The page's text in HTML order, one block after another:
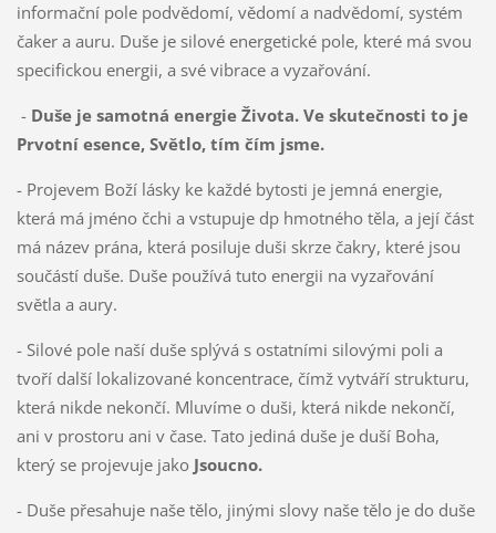
informační pole podvědomí, vědomí a nadvědomí, systém
čaker a auru. Duše je silové energetické pole, které má svou
specifickou energii, a své vibrace a vyzařování.
- Duše je samotná energie Života. Ve skutečnosti to je
Prvotní esence, Světlo, tím čím jsme.
- Projevem Boží lásky ke každé bytosti je jemná energie,
která má jméno čchi a vstupuje dp hmotného těla, a její část
má název prána, která posiluje duši skrze čakry, které jsou
součástí duše. Duše používá tuto energii na vyzařování
světla a aury.
- Silové pole naší duše splývá s ostatními silovými poli a
tvoří další lokalizované koncentrace, čímž vytváří strukturu,
která nikde nekončí. Mluvíme o duši, která nikde nekončí,
ani v prostoru ani v čase. Tato jediná duše je duší Boha,
který se projevuje jako Jsoucno.
- Duše přesahuje naše tělo, jinými slovy naše tělo je do duše